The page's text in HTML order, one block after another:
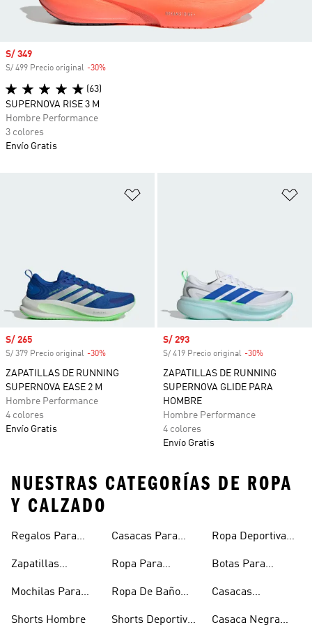
Precio de venta
S/ 265
S/ 379 Precio original -30%
ZAPATILLAS DE RUNNING
SUPERNOVA EASE 2 M
Hombre Performance
4 colores
Envío Gratis
Precio de venta
S/ 293
S/ 419 Precio original -30%
ZAPATILLAS DE RUNNING
SUPERNOVA GLIDE PARA
HOMBRE
Hombre Performance
4 colores
Envío Gratis
Precio de venta
S/ 349
S/ 499 Precio original -30%
(63)
SUPERNOVA RISE 3 M
Hombre Performance
3 colores
Envío Gratis
NUESTRAS CATEGORÍAS DE ROPA
Y CALZADO
Regalos Para
Zapatillas
Mochilas Para
Shorts Hombre
Casacas Para
Ropa Para
Ropa De Baño
Shorts Deportivos
Ropa Deportiva
Botas Para
Casacas
Hombre
Casaca Negra